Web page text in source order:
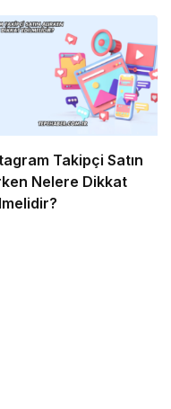
Takipçi Satın
Nelere Dikkat